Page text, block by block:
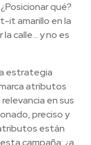
qué?
it amarillo en la
calle… y no es
estrategia
atributos
en sus
preciso y
están